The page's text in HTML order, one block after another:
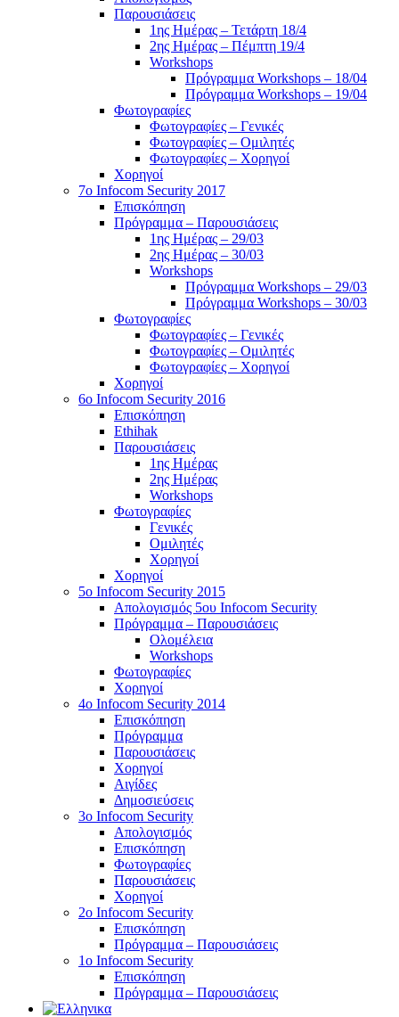
Παρουσιάσεις
1ης Ημέρας – Τετάρτη 18/4
2ης Ημέρας – Πέμπτη 19/4
Workshops
Πρόγραμμα Workshops – 18/04
Πρόγραμμα Workshops – 19/04
Φωτογραφίες
Φωτογραφίες – Γενικές
Φωτογραφίες – Ομιλητές
Φωτογραφίες – Χορηγοί
Χορηγοί
7o Infocom Security 2017
Επισκόπηση
Πρόγραμμα – Παρουσιάσεις
1ης Ημέρας – 29/03
2ης Ημέρας – 30/03
Workshops
Πρόγραμμα Workshops – 29/03
Πρόγραμμα Workshops – 30/03
Φωτογραφίες
Φωτογραφίες – Γενικές
Φωτογραφίες – Ομιλητές
Φωτογραφίες – Χορηγοί
Χορηγοί
6o Infocom Security 2016
Επισκόπηση
Ethihak
Παρουσιάσεις
1ης Ημέρας
2ης Ημέρας
Workshops
Φωτογραφίες
Γενικές
Ομιλητές
Χορηγοί
Χορηγοί
5o Infocom Security 2015
Απολογισμός 5ου Infocom Security
Πρόγραμμα – Παρουσιάσεις
Ολομέλεια
Workshops
Φωτογραφίες
Χορηγοί
4ο Infocom Security 2014
Επισκόπηση
Πρόγραμμα
Παρουσιάσεις
Χορηγοί
Αιγίδες
Δημοσιεύσεις
3o Infocom Security
Απολογισμός
Επισκόπηση
Φωτογραφίες
Παρουσιάσεις
Χορηγοί
2o Infocom Security
Επισκόπηση
Πρόγραμμα – Παρουσιάσεις
1ο Infocom Security
Επισκόπηση
Πρόγραμμα – Παρουσιάσεις